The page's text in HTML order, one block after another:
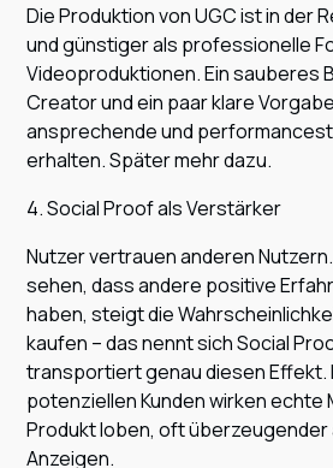
Die Produktion von UGC ist in der
und günstiger als professionelle
Videoproduktionen. Ein sauberes
Creator und ein paar klare
ansprechende und
erhalten. Später mehr dazu.
4. Social Proof als Verstärker
Nutzer vertrauen anderen
sehen, dass andere positive
haben, steigt die
kaufen – das nennt sich Social
transportiert genau diesen Effekt.
potenziellen Kunden wirken echte
Produkt loben, oft überzeugender
Anzeigen.